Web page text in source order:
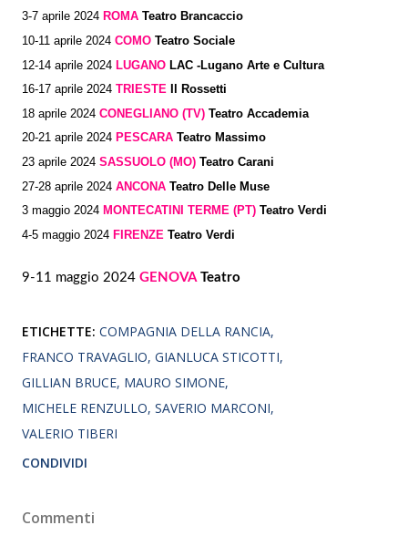
3-7 aprile 2024 ROMA Teatro Brancaccio
10-11 aprile 2024 COMO Teatro Sociale
12-14 aprile 2024 LUGANO LAC -Lugano Arte e Cultura
16-17 aprile 2024 TRIESTE
Il Rossetti
18 aprile 2024 CONEGLIANO (TV) Teatro Accademia
20-21 aprile 2024 PESCARA Teatro Massimo
23 aprile 2024 SASSUOLO (MO) Teatro Carani
27-28 aprile 2024 ANCONA Teatro Delle Muse
3 maggio 2024 MONTECATINI TERME (PT) Teatro Verdi
4-5 maggio 2024 FIRENZE Teatro Verdi
9-11 maggio 2024 GENOVA Teatro
ETICHETTE: COMPAGNIA DELLA RANCIA
FRANCO TRAVAGLIO GIANLUCA STICOTTI
GILLIAN BRUCE MAURO SIMONE
MICHELE RENZULLO SAVERIO MARCONI
VALERIO TIBERI
CONDIVIDI
Commenti